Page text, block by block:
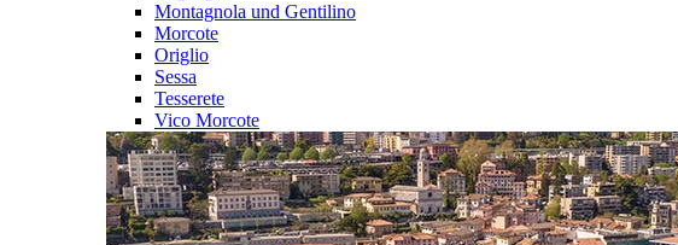
Montagnola und Gentilino
Morcote
Origlio
Sessa
Tesserete
Vico Morcote